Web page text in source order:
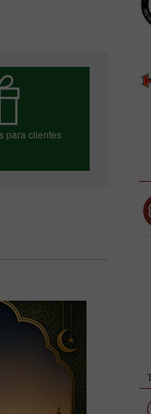
para clientes